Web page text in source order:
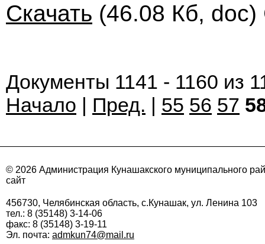
Скачать (46.08 Кб, doc)
Документы 1141 - 1160 из
Начало | Пред. | 55 56 57
© 2026 Администрация Кунашакского муниципального
сайт
456730, Челябинская область, с.Кунашак, ул. Ленина 103
тел.: 8 (35148) 3-14-06
факс: 8 (35148) 3-19-11
Эл. почта: admkun74@mail.ru